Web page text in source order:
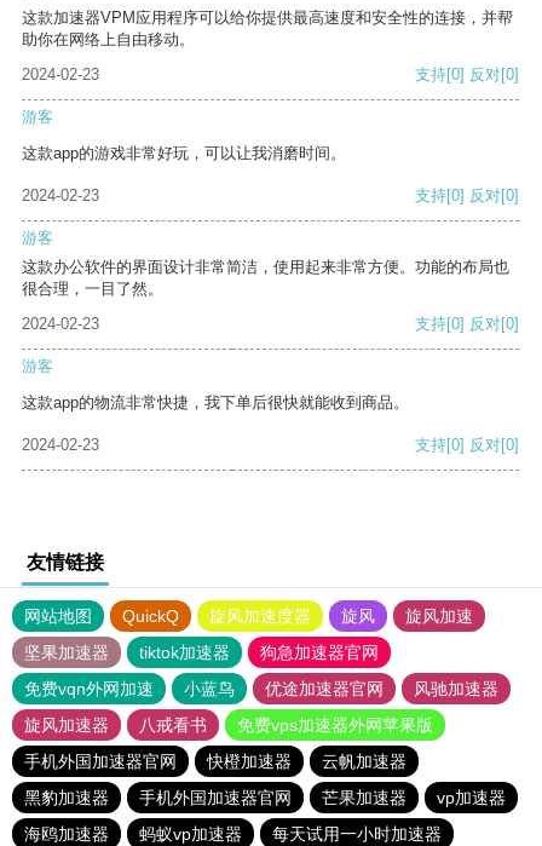
这款加速器VPM应用程序可以给你提供最高速度和安全性的连接，并帮
助你在网络上自由移动。
2024-02-23
支持[0] 反对[0]
游客
这款app的游戏非常好玩，可以让我消磨时间。
2024-02-23 支持[0] 反对[0]
游客
这款办公软件的界面设计非常简洁，使用起来非常方便。功能的布局也
很合理，一目了然。
2024-02-23
支持[0] 反对[0]
游客
这款app的物流非常快捷，我下单后很快就能收到商品。
2024-02-23 支持[0] 反对[0]
友情链接
网站地图 QuickQ 旋风加速度器 旋风
旋风加速
坚果加速器
tiktok加速器
狗急加速器官网
免费vqn外网加速
小蓝鸟 优途加速器官网
风驰加速器
旋风加速器
八戒看书
免费vps加速器外网苹果版
手机外国加速器官网
快橙加速器
云帆加速器
黑豹加速器
手机外国加速器官网 芒果加速器
vp加速器
海鸥加速器
蚂蚁vp加速器 每天试用一小时加速器